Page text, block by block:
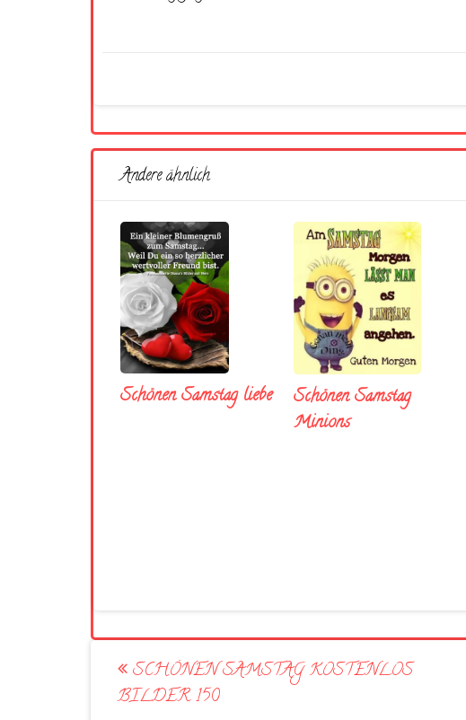
Andere ähnlich
Schönen Samstag liebe
Schönen Samstag
Minions
Post
navigation
SCHÖNEN SAMSTAG KOSTENLOS
BILDER 150